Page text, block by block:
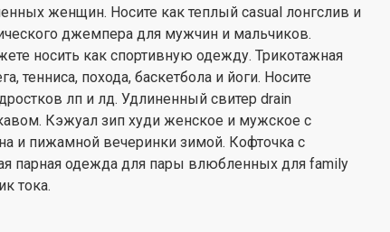
женщин. Носите как теплый casual лонгслив и
джемпера для мужчин и мальчиков.
носить как спортивную одежду. Трикотажная
тенниса, похода, баскетбола и йоги. Носите
лп и лд. Удлиненный свитер drain
Кэжуал зип худи женское и мужское с
и пижамной вечеринки зимой. Кофточка с
парная одежда для пары влюбленных для family
тока.